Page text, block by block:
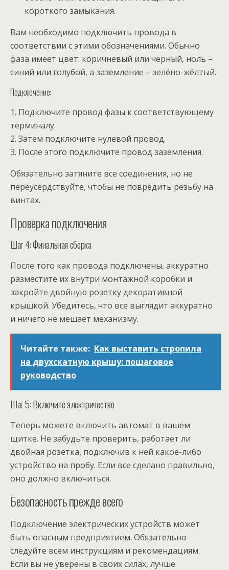
короткого замыкания.
Вам необходимо подключить провода в
соответствии с этими обозначениями. Обычно
фаза имеет цвет: коричневый или черный, ноль –
синий или голубой, а заземление – зелёно-жёлтый.
Подключение:
1. Подключите провод фазы к соответствующему
терминалу.
2. Затем подключите нулевой провод.
3. После этого подключите провод заземления.
Обязательно затяните все соединения, но не
переусердствуйте, чтобы не повредить резьбу на
винтах.
Проверка подключения
Шаг 4: Финальная сборка
После того как провода подключены, аккуратно
разместите их внутри монтажной коробки и
закройте двойную розетку декоративной
крышкой. Убедитесь, что все выглядит аккуратно
и ничего не мешает механизму.
Читайте также: Как выставить стропила
на двухскатную крышу: пошаговое
руководство
Шаг 5: Включите электричество
Теперь можете включить автомат в вашем
щитке. Не забудьте проверить, работает ли
двойная розетка, подключив к ней какое-либо
устройство на пробу. Если все сделано правильно,
оно должно включиться.
Безопасность прежде всего
Подключение электрических устройств может
быть опасным предприятием. Обязательно
следуйте всем инструкциям и рекомендациям.
Если вы не уверены в своих силах, лучше